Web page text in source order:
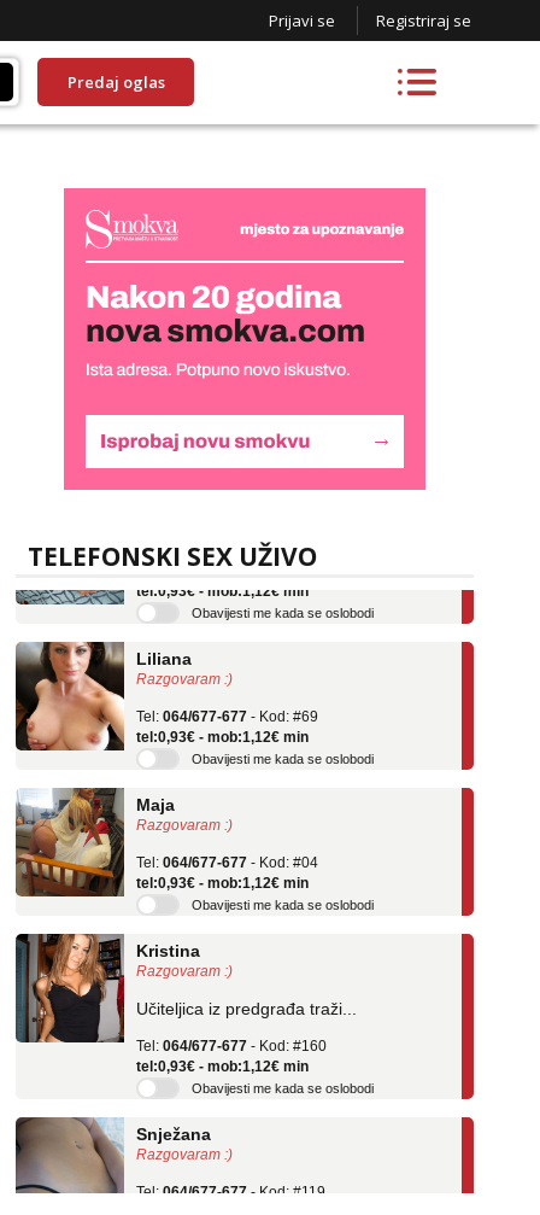
Prijavi se Registriraj se
Predaj oglas
TELEFONSKI SEX UŽIVO
Lucija
Tel: 064/677-677 - Kod: #136
tel:0,93€ - mob:1,12€ min
Obavijesti me kada se oslobodi
Razgovaram :)
064/677-677
tel:0,93€ - mob:1,12€ min
Obavijesti me kada se oslobodi
Razgovaram :)
064/677-677
tel:0,93€ - mob:1,12€ min
Obavijesti me kada se oslobodi
Razgovaram :)
Učiteljica iz predgrađa traži...
064/677-677
- Kod: #160
tel:0,93€ - mob:1,12€ min
Obavijesti me kada se oslobodi
Razgovaram :)
064/677-677
tel:0,93€ - mob:1,12€ min